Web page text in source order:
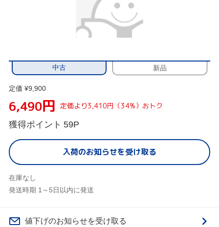
中古 新品
定価 ¥9,900
6,490円 定価より3,410円（34%）おトク
獲得ポイント 59P
入荷のお知らせを受け取る
在庫なし
発送時期 1～5日以内に発送
値下げのお知らせを受け取る